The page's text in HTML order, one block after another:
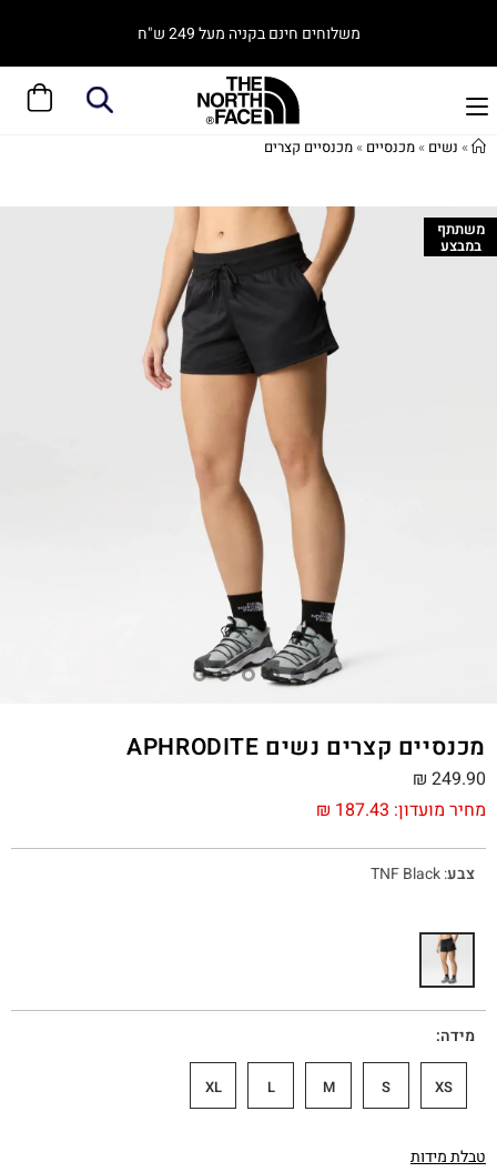
משלוחים חינם בקניה מעל 249 ש"ח
» נשים »מכנסיים »מכנסיים קצרים
משתתף
במבצע
מכנסיים קצרים נשים APHRODITE
מחיר מועדון: ₪ 187.43
₪ 249.90
צבע:
TNF Black
מידה
XS
S
M
L
XL
טבלת מידות